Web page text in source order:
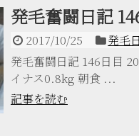
発毛奮闘日記
2017/10/25
発毛
発毛奮闘日記 146日目
イナス0.8kg 朝食 ...
記事を読む